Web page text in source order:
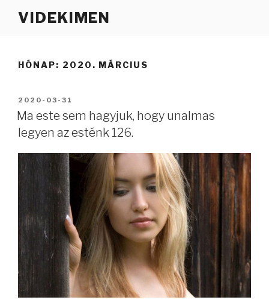
VIDEKIMEN
HÓNAP: 2020. MÁRCIUS
BEKÜLDVE:
2020-03-31
Ma este sem hagyjuk, hogy unalmas
legyen az esténk 126.